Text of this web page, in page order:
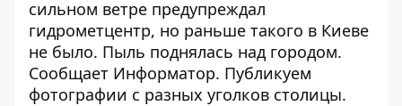
сильном ветре предупреждал
гидрометцентр, но раньше такого в Киеве
не было. Пыль поднялась над городом.
Сообщает Информатор. Публикуем
фотографии с разных уголков столицы.